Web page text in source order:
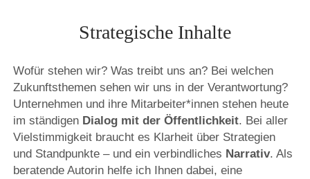
INTERNE REDAKTION
EXECUTIVE GHOSTWRITING
REDENSCHREIBEN
DIALOGBÜCHER
DATENSCHUTZERKLÄRUNG
IMPRESSUM
Strategische Inhalte
Wofür stehen wir? Was treibt uns an? Bei welchen
Zukunftsthemen sehen wir uns in der Verantwortung?
Unternehmen und ihre Mitarbeiter*innen stehen heute
im ständigen Dialog mit der Öffentlichkeit. Bei aller
Vielstimmigkeit braucht es Klarheit über Strategien
und Standpunkte – und ein verbindliches Narrativ. Als
beratende Autorin helfe ich Ihnen dabei, eine